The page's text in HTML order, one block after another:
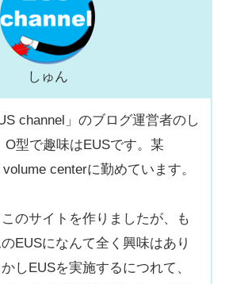
しゅん
channel」のブログ運営者のし
O型で趣味はEUSです。某
centerに勤めています。
のサイトを作りましたが、も
EUSになんて全く興味はあり
しEUSを実施するにつれて、